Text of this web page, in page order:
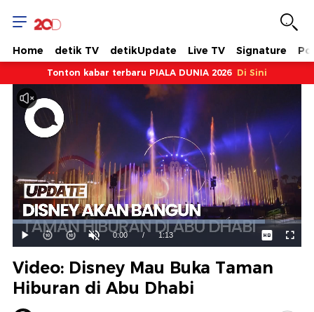
Home detik TV detikUpdate Live TV Signature
Tonton kabar terbaru PIALA DUNIA 2026 Di Sini
Mainkan
Suara
Hidup
Waktu
ini
0:00 / Durasi
1:13
Dimuat:
87.32%
Video: Disney Mau Buka Taman
Hiburan di Abu Dhabi